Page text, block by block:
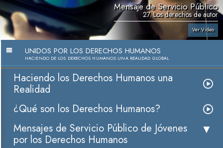
Mensaje de Servicio Público
27. Los derechos de autor
Ver Video
UNIDOS POR LOS DERECHOS HUMANOS
HACIENDO DE LOS DERECHOS HUMANOS UNA REALIDAD GLOBAL
Haciendo los Derechos Humanos una
Realidad
¿Qué son los Derechos Humanos?
Mensajes de Servicio Público de Jóvenes
por los Derechos Humanos